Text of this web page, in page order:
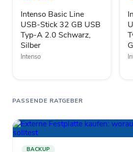
GB
USB
Typ-
A
2.0
Schwarz,
Intenso Basic Line
USB-Stick 32 GB USB
Typ-A 2.0 Schwarz,
Silber
Intenso
A
PASSENDE RATGEBER
BACKUP